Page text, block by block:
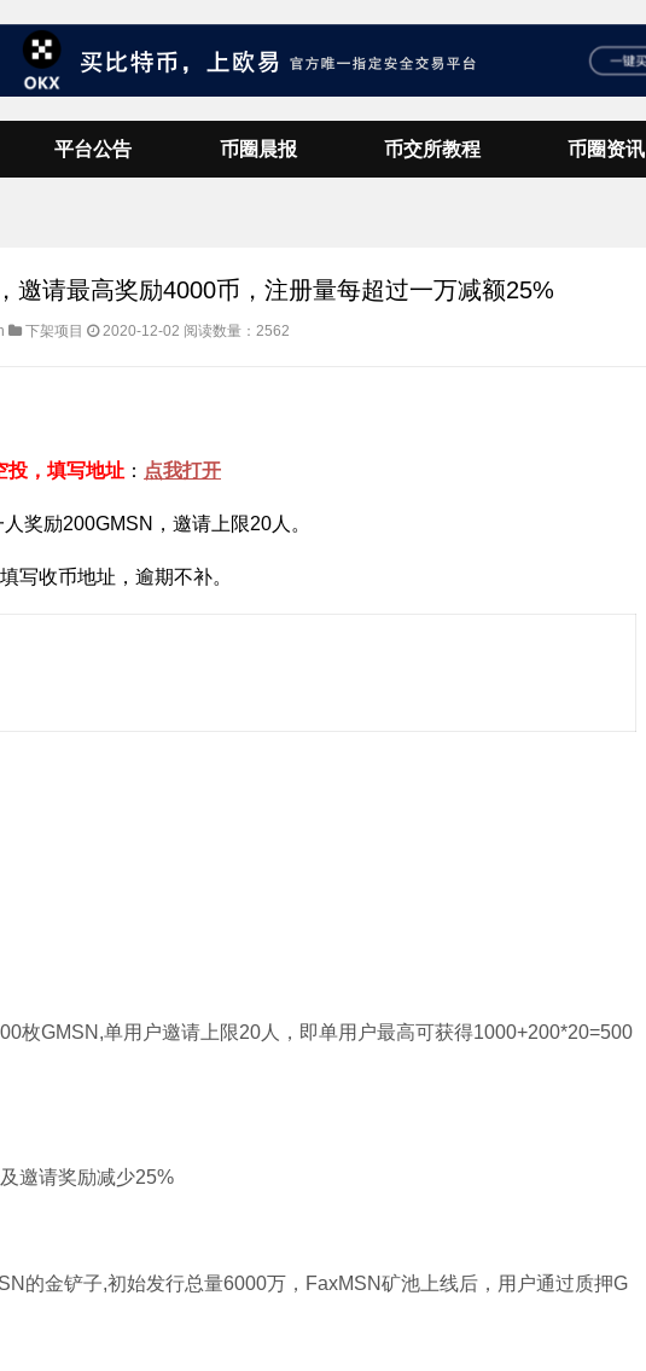
平台公告 币圈晨报 币交所教程 币圈资讯
邀请最高奖励4000币，注册量每超过一万减额25%
下架项目 2020-12-02 阅读数量：2562
投，填写地址 ： 点我打开
奖励200GMSN，邀请上限20人。
写收币地址，逾期不补。
枚GMSN,单用户邀请上限20人，即单用户最高可获得1000+200*20=500
邀请奖励减少25%
的金铲子,初始发行总量6000万，FaxMSN矿池上线后，用户通过质押G